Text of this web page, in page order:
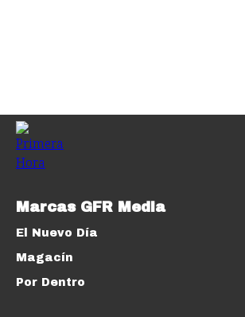
Marcas GFR Media
El Nuevo Día
Magacín
Por Dentro